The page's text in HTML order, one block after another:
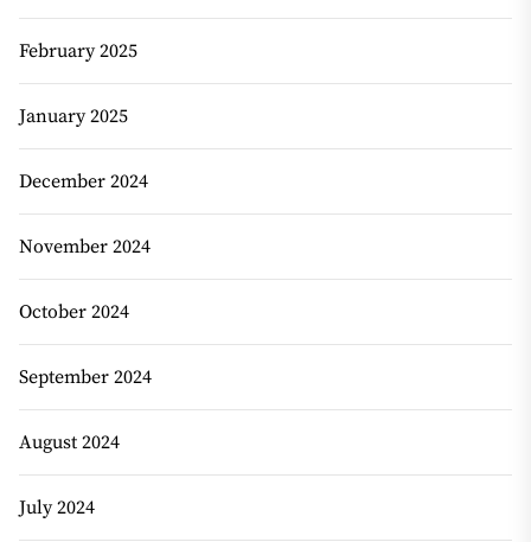
February 2025
January 2025
December 2024
November 2024
October 2024
September 2024
August 2024
July 2024